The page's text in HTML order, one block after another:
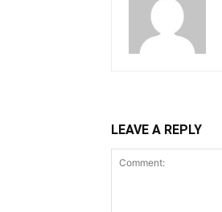
LEAVE A REPLY